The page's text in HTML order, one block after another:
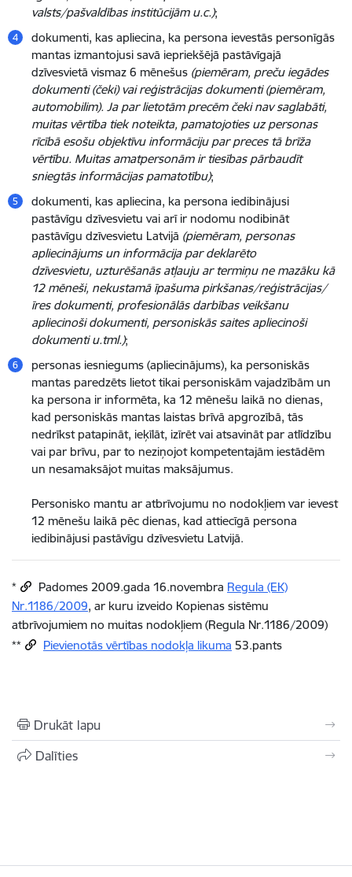
valsts/pašvaldības institūcijām u.c.);
dokumenti, kas apliecina, ka persona ievestās personīgās
mantas izmantojusi savā iepriekšējā pastāvīgajā
dzīvesvietā vismaz 6 mēnešus (piemēram, preču iegādes
dokumenti (čeki) vai reģistrācijas dokumenti (piemēram,
automobilim). Ja par lietotām precēm čeki nav saglabāti,
muitas vērtība tiek noteikta, pamatojoties uz personas
rīcībā esošu objektīvu informāciju par preces tā brīža
vērtību. Muitas amatpersonām ir tiesības pārbaudīt
sniegtās informācijas pamatotību);
dokumenti, kas apliecina, ka persona iedibinājusi
pastāvīgu dzīvesvietu vai arī ir nodomu nodibināt
pastāvīgu dzīvesvietu Latvijā (piemēram, personas
apliecinājums un informācija par deklarēto
dzīvesvietu, uzturēšanās atļauju ar termiņu ne mazāku kā
12 mēneši, nekustamā īpašuma pirkšanas/reģistrācijas/
īres dokumenti, profesionālās darbības veikšanu
apliecinoši dokumenti, personiskās saites apliecinoši
dokumenti u.tml.);
personas iesniegums (apliecinājums), ka personiskās
mantas paredzēts lietot tikai personiskām vajadzībām un
ka persona ir informēta, ka 12 mēnešu laikā no dienas,
kad personiskās mantas laistas brīvā apgrozībā, tās
nedrīkst patapināt, ieķīlāt, izīrēt vai atsavināt par atlīdzību
vai par brīvu, par to neziņojot kompetentajām iestādēm
un nesamaksājot muitas maksājumus.
Personisko mantu ar atbrīvojumu no nodokļiem var ievest
12 mēnešu laikā pēc dienas, kad attiecīgā persona
iedibinājusi pastāvīgu dzīvesvietu Latvijā.
* Padomes 2009.gada 16.novembra Regula (EK)
Nr.1186/2009, ar kuru izveido Kopienas sistēmu
atbrīvojumiem no muitas nodokļiem (Regula Nr.1186/2009)
**
Pievienotās vērtības nodokļa likuma 53.pants
Drukāt lapu
Dalīties